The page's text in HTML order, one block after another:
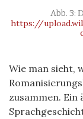
https://
Wie man sieht,
zusammen. Ein